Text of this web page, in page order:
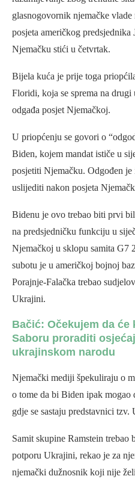
glasnogovornik njemačke
posjeta američkog
Njemačku stići u četvrtak.
Bijela kuća je prije toga
Floridi, koja se sprema na
odgađa posjet Njemačkoj.
U priopćenju se govori o
Biden, kojem mandat ističe u
posjetiti Njemačku. Odgođen
uslijediti nakon posjeta
Bidenu je ovo trebao biti prvi
na predsjedničku funkciju u
Njemačkoj u sklopu samita G7
subotu je u američkoj bojnoj
Porajnje-Falačka trebao
Ukrajini.
Bačić: Očekujem da će
Saboru proraditi
ukrajinskom narodu
Njemački mediji špekuliraju o
o tome da bi Biden ipak mogao
gdje se sastaju predstavnici
Samit skupine Ramstein
potporu Ukrajini, rekao je za
njemački dužnosnik koji nije